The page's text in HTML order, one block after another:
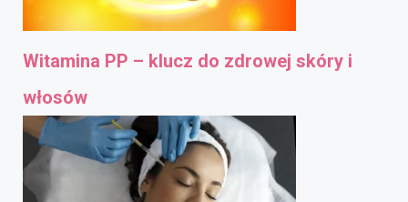
Witamina PP – klucz do zdrowej skóry i
włosów